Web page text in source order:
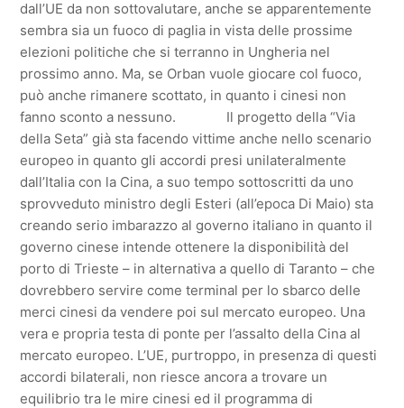
dall’UE da non sottovalutare, anche se apparentemente
sembra sia un fuoco di paglia in vista delle prossime
elezioni politiche che si terranno in Ungheria nel
prossimo anno. Ma, se Orban vuole giocare col fuoco,
può anche rimanere scottato, in quanto i cinesi non
fanno sconto a nessuno. Il progetto della “Via
della Seta” già sta facendo vittime anche nello scenario
europeo in quanto gli accordi presi unilateralmente
dall’Italia con la Cina, a suo tempo sottoscritti da uno
sprovveduto ministro degli Esteri (all’epoca Di Maio) sta
creando serio imbarazzo al governo italiano in quanto il
governo cinese intende ottenere la disponibilità del
porto di Trieste – in alternativa a quello di Taranto – che
dovrebbero servire come terminal per lo sbarco delle
merci cinesi da vendere poi sul mercato europeo. Una
vera e propria testa di ponte per l’assalto della Cina al
mercato europeo. L’UE, purtroppo, in presenza di questi
accordi bilaterali, non riesce ancora a trovare un
equilibrio tra le mire cinesi ed il programma di